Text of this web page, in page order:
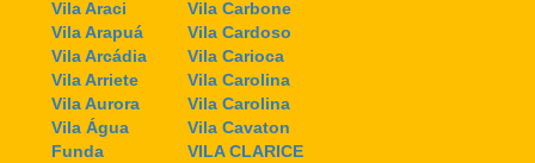
Vila Araci
Vila Arapuá
Vila Arcádia
Vila Arriete
Vila Aurora
Vila Água
Funda
Vila Carbone
Vila Cardoso
Vila Carioca
Vila Carolina
Vila Carolina
Vila Cavaton
VILA CLARICE